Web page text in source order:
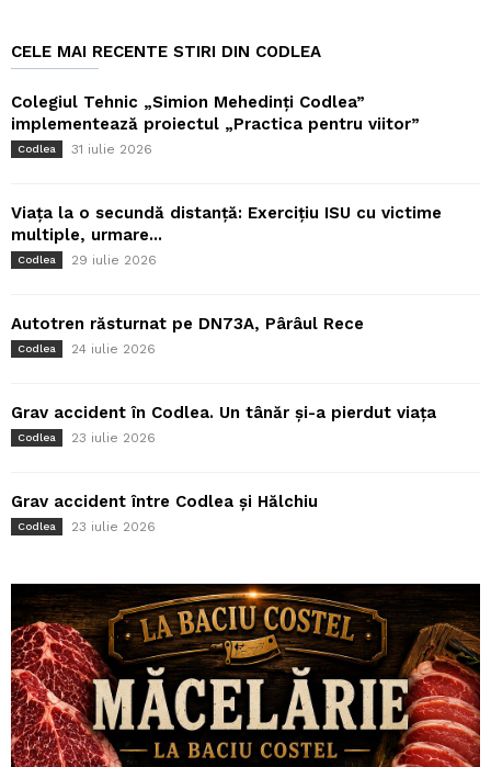
CELE MAI RECENTE STIRI DIN CODLEA
Colegiul Tehnic „Simion Mehedinți Codlea”
implementează proiectul „Practica pentru viitor”
Codlea 31 iulie 2026
Viața la o secundă distanță: Exercițiu ISU cu victime
multiple, urmare...
Codlea 29 iulie 2026
Autotren răsturnat pe DN73A, Pârâul Rece
Codlea 24 iulie 2026
Grav accident în Codlea. Un tânăr și-a pierdut viața
Codlea 23 iulie 2026
Grav accident între Codlea și Hălchiu
Codlea 23 iulie 2026